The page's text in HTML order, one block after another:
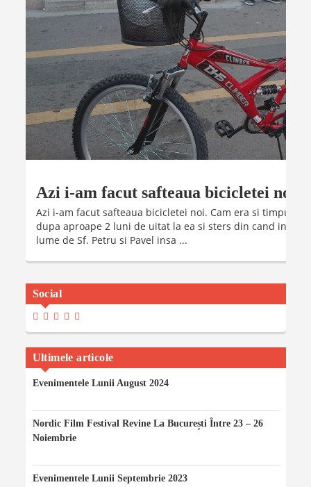
Azi i-am facut safteaua bicicletei noi
Azi i-am facut safteaua bicicletei noi. Cam era si timpul
dupa aproape 2 luni de uitat la ea si sters din cand in
lume de Sf. Petru si Pavel insa ...
Social
View
Profile
On
Facebook
View
Profile
On
Twitter
View
Profile
On
Instagram
View
Maria-
Iancu’s
Profile
On
View
Profile
On
YouTube
Ultimele articole
Evenimentele Lunii August 2024
Nordic Film Festival Revine La București Între 23 – 26
Noiembrie
Evenimentele Lunii Septembrie 2023